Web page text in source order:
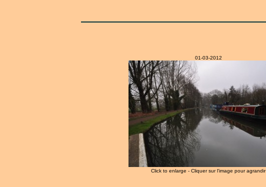
01-03-2012
Click to enlarge - Cliquer sur l'image pour agrandir